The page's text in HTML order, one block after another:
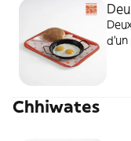
Chhiwates